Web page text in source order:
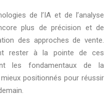
de l’IA et de l’analyse
plus de précision et de
des approches de vente.
rester à la pointe de ces
les fondamentaux de la
positionnés pour réussir